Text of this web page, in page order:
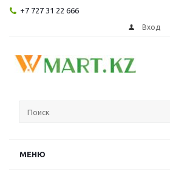
+7 727 31 22 666
Вход
МЕНЮ